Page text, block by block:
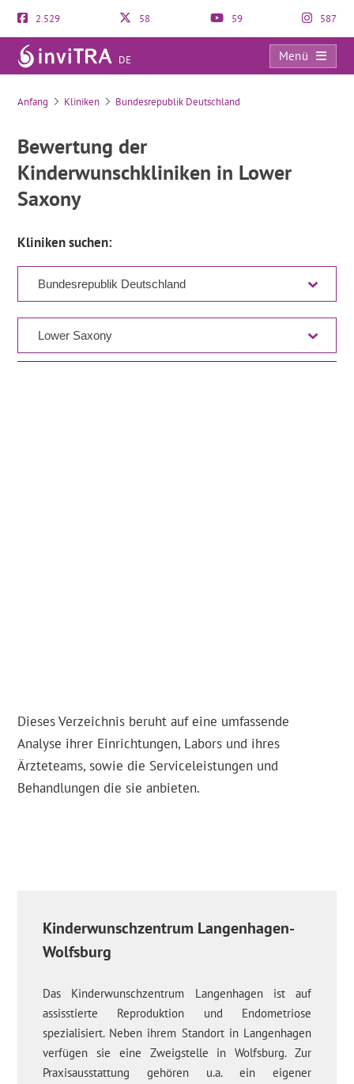
2.529 58 59 587
DE
Menü
Verzeichnis
Anfang Kliniken Bundesrepublik Deutschland
Bewertung der
Kinderwunschkliniken in Lower
Saxony
Kliniken suchen:
Dieses Verzeichnis beruht auf eine umfassende
Analyse ihrer Einrichtungen, Labors und ihres
Ärzteteams, sowie die Serviceleistungen und
Behandlungen die sie anbieten.
Kinderwunschzentrum Langenhagen-
Wolfsburg
Das Kinderwunschzentrum Langenhagen ist auf
assisstierte Reproduktion und Endometriose
spezialisiert. Neben ihrem Standort in Langenhagen
verfügen sie eine Zweigstelle in Wolfsburg. Zur
Praxisausstattung gehören u.a. ein eigener